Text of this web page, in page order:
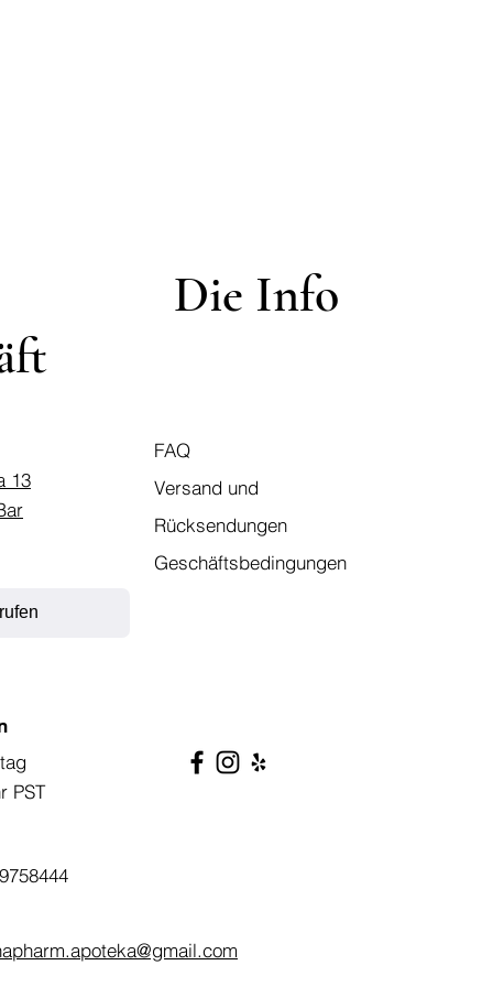
13
Die Info
FAQ
Versand und
Rücksendungen
Geschäftsbedingungen
PST